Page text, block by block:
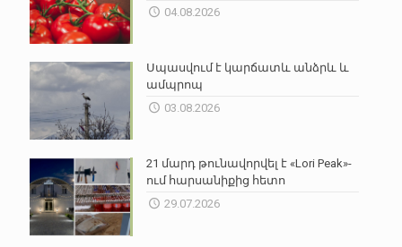
04.08.2026
Սպասվում է կարճատև անձրև և
ամպրոպ
03.08.2026
21 մարդ թունավորվել է «Lori Peak»-
ում հարսանիքից հետո
29.07.2026